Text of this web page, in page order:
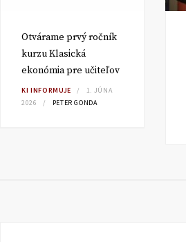
Otvárame prvý ročník
kurzu Klasická
ekonómia pre učiteľov
KI INFORMUJE
1. JÚNA
2026
PETER GONDA